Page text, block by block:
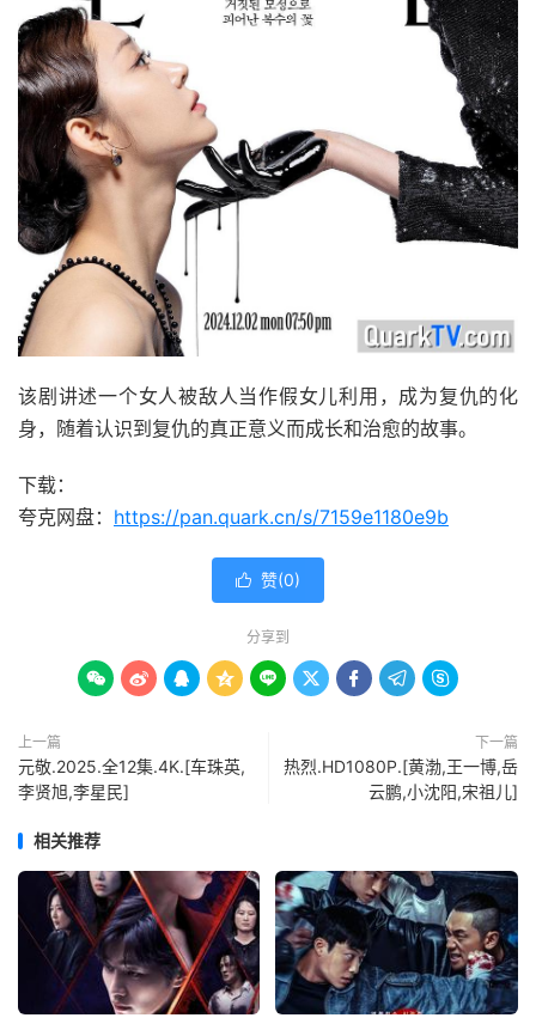
该剧讲述一个女人被敌人当作假女儿利用，成为复仇的化
身，随着认识到复仇的真正意义而成长和治愈的故事。
下载：
夸克网盘： https://pan.quark.cn/s/7159e1180e9b
 赞(0)
分享到
        
上一篇
元敬.2025.全12集.4K.[车珠英,
李贤旭,李星民]
下一篇
热烈.HD1080P.[黄渤,王一博,岳
云鹏,小沈阳,宋祖儿]
相关推荐